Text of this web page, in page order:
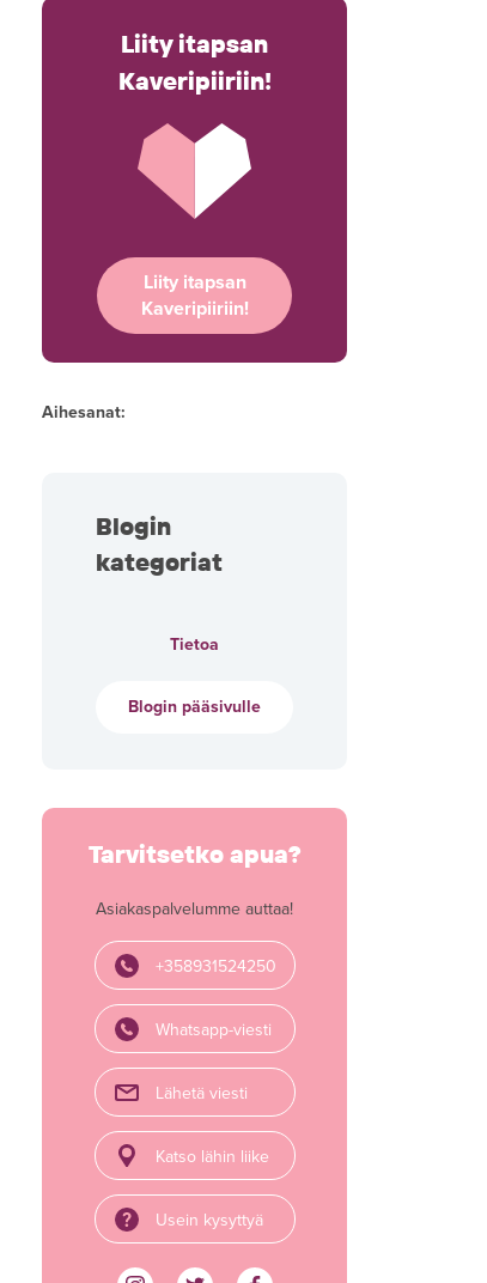
Liity itapsan
Kaveripiiriin!
Liity itapsan
Kaveripiiriin!
Aihesanat:
Blogin
kategoriat
Tietoa
Blogin pääsivulle
Tarvitsetko apua?
Asiakaspalvelumme auttaa!
+358931524250
Whatsapp-viesti
Lähetä viesti
Katso lähin liike
Usein kysyttyä